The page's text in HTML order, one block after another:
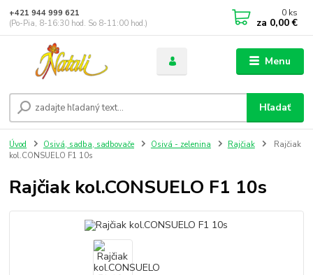
Menu
Hľadať
+421 944 999 621
(Po-Pia, 8-16:30 hod. So 8-11:00 hod.)
0 ks
za 0,00 €
Úvod Osivá, sadba, sadbovače Osivá - zelenina Rajčiak
Rajčiak
kol.CONSUELO F1 10s
Rajčiak kol.CONSUELO F1 10s